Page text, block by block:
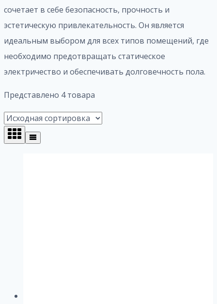
сочетает в себе безопасность, прочность и
эстетическую привлекательность. Он является
идеальным выбором для всех типов помещений, где
необходимо предотвращать статическое
электричество и обеспечивать долговечность пола.
Представлено 4 товара